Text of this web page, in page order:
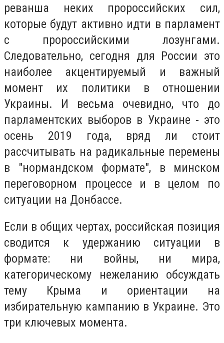
реванша неких пророссийских сил,
которые будут активно идти в парламент
с пророссийскими лозунгами.
Следовательно, сегодня для России это
наиболее акцентируемый и важный
момент их политики в отношении
Украины. И весьма очевидно, что до
парламентских выборов в Украине - это
осень 2019 года, вряд ли стоит
рассчитывать на радикальные перемены
в "нормандском формате", в минском
переговорном процессе и в целом по
ситуации на Донбассе.
Если в общих чертах, российская позиция
сводится к удержанию ситуации в
формате: ни войны, ни мира,
категорическому нежеланию обсуждать
тему Крыма и ориентации на
избирательную кампанию в Украине. Это
три ключевых момента.